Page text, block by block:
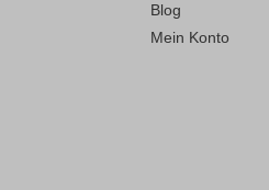
Blog
Mein Konto